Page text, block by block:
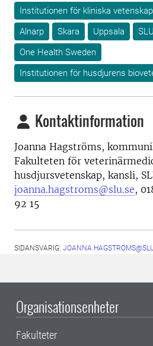
Institutionen för kliniska
Alnarp
Skara Uppsala
One Health Sweden
Institutionen för husdjurens
Kontaktinformation
Joanna Hagströms,
Fakulteten för
husdjursvetenskap, kansli,
joanna.hagstroms@slu.se,
92 15
SIDANSVARIG:
Organisationsenheter
Fakulteter